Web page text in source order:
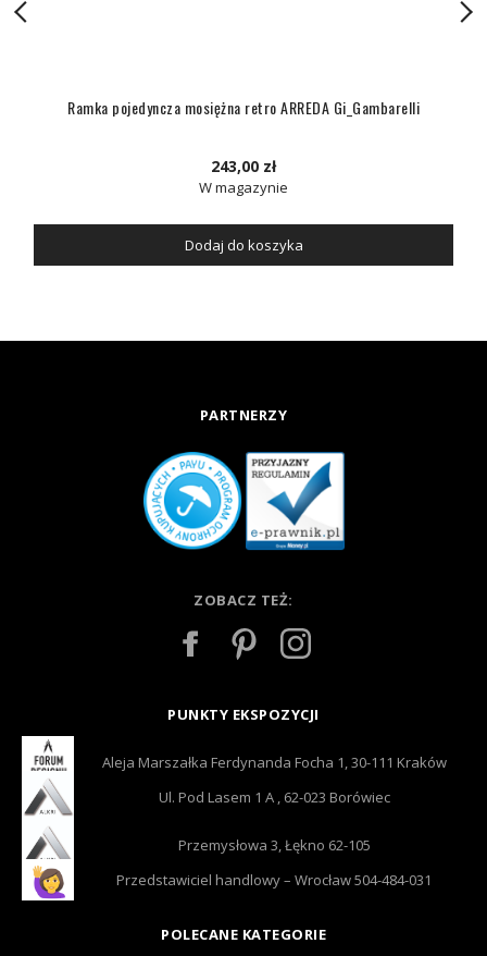
Ramka pojedyncza mosiężna retro ARREDA Gi_Gambarelli
243,00 zł
W magazynie
Dodaj do koszyka
PARTNERZY
ZOBACZ TEŻ:
PUNKTY EKSPOZYCJI
Aleja Marszałka Ferdynanda Focha 1, 30-111 Kraków
Ul. Pod Lasem 1 A , 62-023 Borówiec
Przemysłowa 3, Łękno 62-105
Przedstawiciel handlowy – Wrocław 504-484-031
POLECANE KATEGORIE